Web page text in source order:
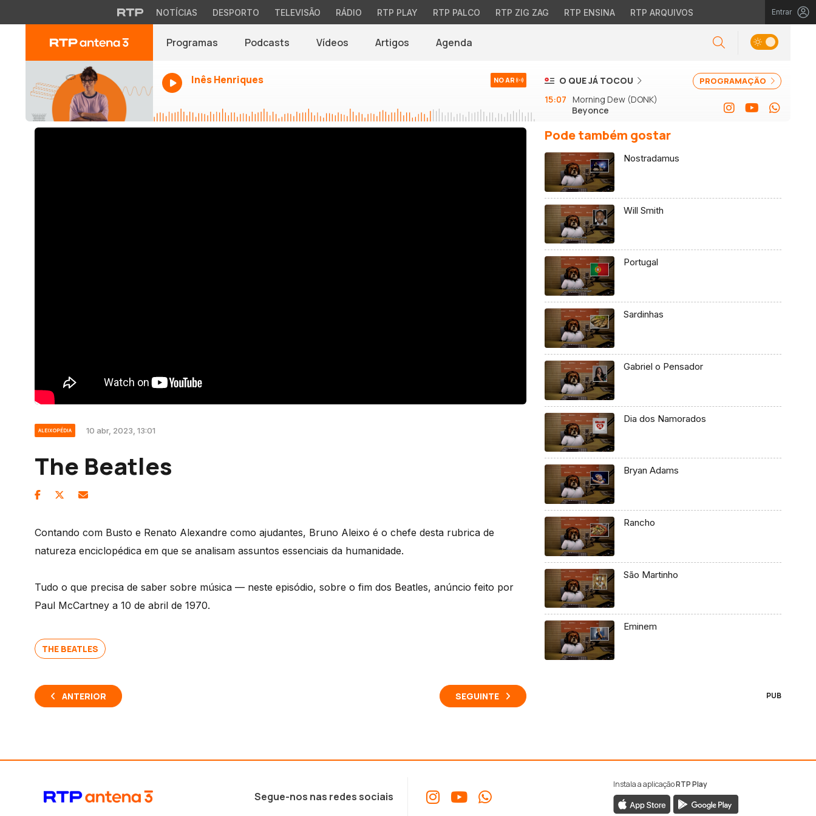
NOTÍCIAS DESPORTO TELEVISÃO RÁDIO RTP PLAY RTP PALCO RTP ZIG ZAG RTP ENSINA RTP ARQUIVOS Entrar
Programas Podcasts Vídeos Artigos Agenda
Inês Henriques NO AR PROGRAMAÇÃO
O QUE JÁ TOCOU
15:07 Morning Dew (DONK)
Beyonce
ALEIXOPÉDIA 10 abr, 2023, 13:01
The Beatles
Contando com Busto e Renato Alexandre como ajudantes, Bruno Aleixo é o chefe desta rubrica de
natureza enciclopédica em que se analisam assuntos essenciais da humanidade.
Tudo o que precisa de saber sobre música — neste episódio, sobre o fim dos Beatles, anúncio feito por
Paul McCartney a 10 de abril de 1970.
THE BEATLES
ANTERIOR SEGUINTE
Pode também gostar
Nostradamus
Will Smith
Portugal
Sardinhas
Gabriel o Pensador
Dia dos Namorados
Bryan Adams
Rancho
São Martinho
Eminem
PUB
Segue-nos nas redes sociais
Instala a aplicaçãoRTP Play